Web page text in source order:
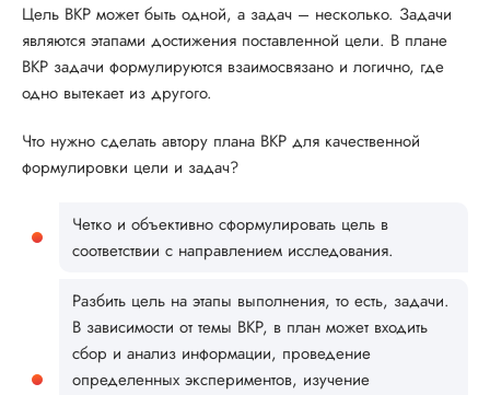
Цель ВКР может быть одной, а задач – несколько. Задачи
являются этапами достижения поставленной цели. В плане
ВКР задачи формулируются взаимосвязано и логично, где
одно вытекает из другого.
Что нужно сделать автору плана ВКР для качественной
формулировки цели и задач?
Четко и объективно сформулировать цель в
соответствии с направлением исследования.
Разбить цель на этапы выполнения, то есть, задачи.
В зависимости от темы ВКР, в план может входить
сбор и анализ информации, проведение
определенных экспериментов, изучение